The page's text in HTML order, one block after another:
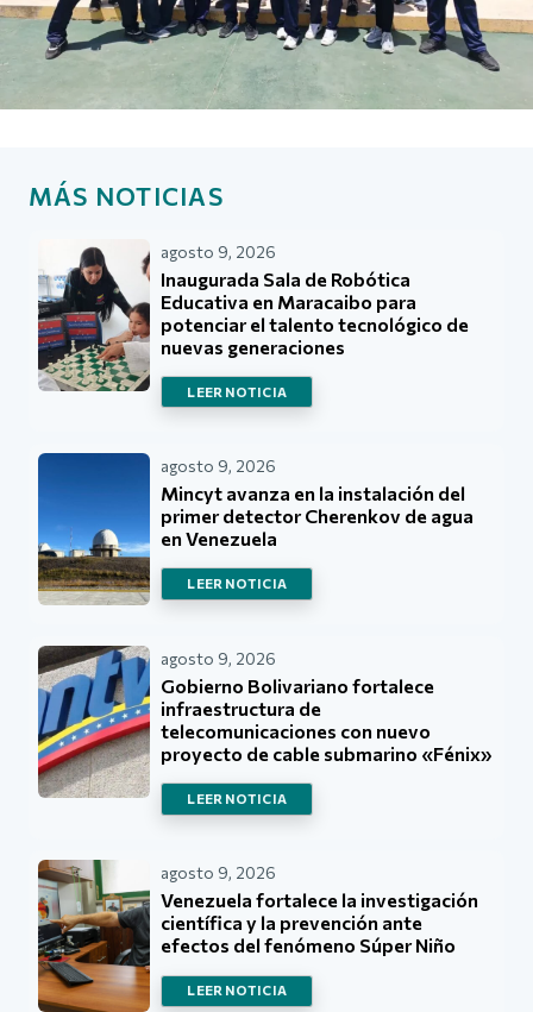
MÁS NOTICIAS
agosto 9, 2026
Inaugurada Sala de Robótica
Educativa en Maracaibo para
potenciar el talento tecnológico de
nuevas generaciones
LEER NOTICIA
agosto 9, 2026
Mincyt avanza en la instalación del
primer detector Cherenkov de agua
en Venezuela
LEER NOTICIA
agosto 9, 2026
Gobierno Bolivariano fortalece
infraestructura de
telecomunicaciones con nuevo
proyecto de cable submarino «Fénix»
LEER NOTICIA
agosto 9, 2026
Venezuela fortalece la investigación
científica y la prevención ante
efectos del fenómeno Súper Niño
LEER NOTICIA